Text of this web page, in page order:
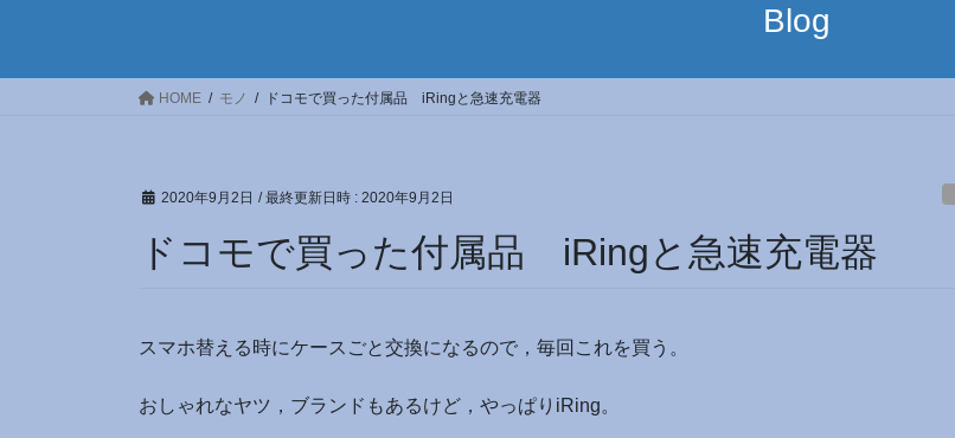
Blog
HOME モノ ドコモで買った付属品 iRingと急速充電器
2020年9月2日 / 最終更新日時 : 2020年9月2日
ドコモで買った付属品 iRingと急速充電器
スマホ替える時にケースごと交換になるので，毎回これを買う。
おしゃれなヤツ，ブランドもあるけど，やっぱりiRing。